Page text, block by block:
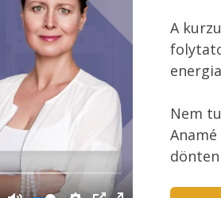
A
Nem